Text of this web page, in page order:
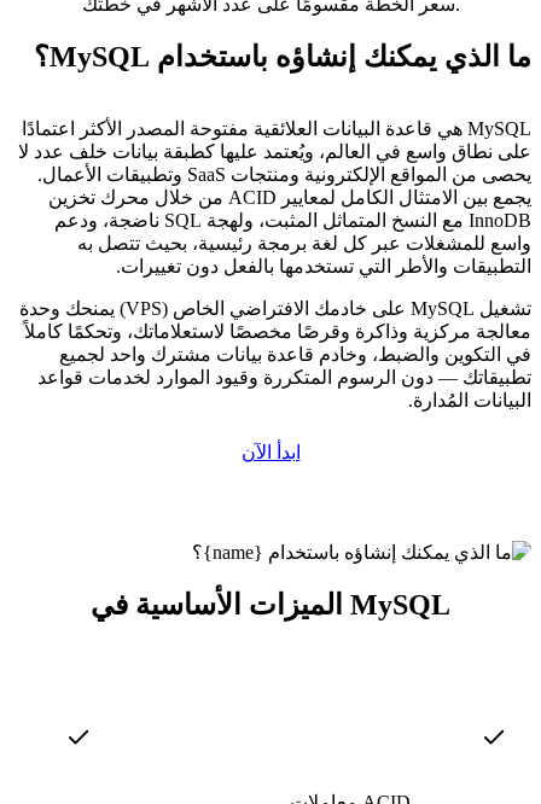
سعر الخطة مقسومًا على عدد الأشهر في خطتك.
ما الذي يمكنك إنشاؤه باستخدام MySQL؟
MySQL هي قاعدة البيانات العلائقية مفتوحة المصدر الأكثر اعتمادًا
على نطاق واسع في العالم، ويُعتمد عليها كطبقة بيانات خلف عدد لا
يحصى من المواقع الإلكترونية ومنتجات SaaS وتطبيقات الأعمال.
يجمع بين الامتثال الكامل لمعايير ACID من خلال محرك تخزين
InnoDB مع النسخ المتماثل المثبت، ولهجة SQL ناضجة، ودعم
واسع للمشغلات عبر كل لغة برمجة رئيسية، بحيث تتصل به
التطبيقات والأطر التي تستخدمها بالفعل دون تغييرات.
تشغيل MySQL على خادمك الافتراضي الخاص (VPS) يمنحك وحدة
معالجة مركزية وذاكرة وقرصًا مخصصًا لاستعلاماتك، وتحكمًا كاملاً
في التكوين والضبط، وخادم قاعدة بيانات مشترك واحد لجميع
تطبيقاتك — دون الرسوم المتكررة وقيود الموارد لخدمات قواعد
البيانات المُدارة.
ابدأ الآن
الميزات الأساسية في MySQL